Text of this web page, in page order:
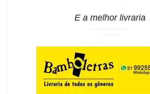
E a melhor livraria